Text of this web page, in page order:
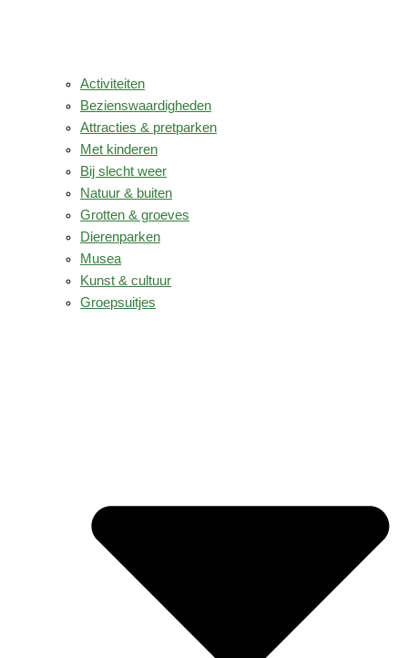
Activiteiten
Bezienswaardigheden
Attracties & pretparken
Met kinderen
Bij slecht weer
Natuur & buiten
Grotten & groeves
Dierenparken
Musea
Kunst & cultuur
Groepsuitjes